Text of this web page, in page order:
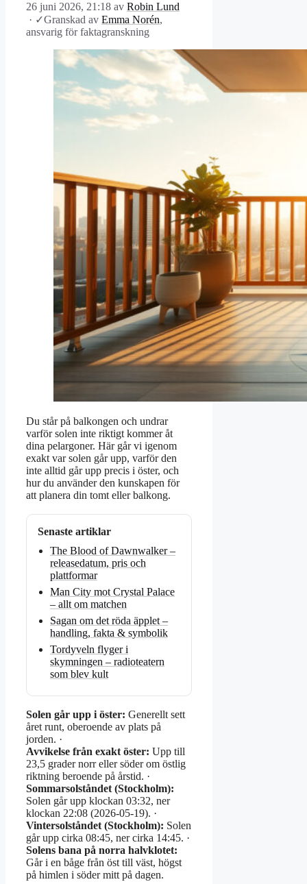
26 juni 2026, 21:18 av Robin Lund
· ✓Granskad av Emma Norén,
ansvarig för faktagranskning
Du står på balkongen och undrar
varför solen inte riktigt kommer åt
dina pelargoner. Här går vi igenom
exakt var solen går upp, varför den
inte alltid går upp precis i öster, och
hur du använder den kunskapen för
att planera din tomt eller balkong.
Senaste artiklar
The Blood of Dawnwalker –
releasedatum, pris och
plattformar
Man City mot Crystal Palace
– allt om matchen
Sagan om det röda äpplet –
handling, fakta & symbolik
Tordyveln flyger i
skymningen – radioteatern
som blev kult
Solen går upp i öster: Generellt sett
året runt, oberoende av plats på
jorden. ·
Avvikelse från exakt öster: Upp till
23,5 grader norr eller söder om östlig
riktning beroende på årstid. ·
Sommarsolståndet (Stockholm):
Solen går upp klockan 03:32, ner
klockan 22:08 (2026-05-19). ·
Vintersolståndet (Stockholm): Solen
går upp cirka 08:45, ner cirka 14:45. ·
Solens bana på norra halvklotet:
Går i en båge från öst till väst, högst
på himlen i söder mitt på dagen.